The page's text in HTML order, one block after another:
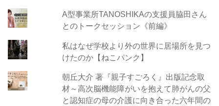
A型事業所TANOSHIKAの支援員脇田さん
とのトークセッション《前編》
私はなぜ学校より外の世界に居場所を見つ
けたのか【ねこパンク】
朝丘大介 著『親子すごろく』出版記念取
材～高次脳機能障がいを抱えて肺がんの父
と認知症の母の介護に向き合った六年間の